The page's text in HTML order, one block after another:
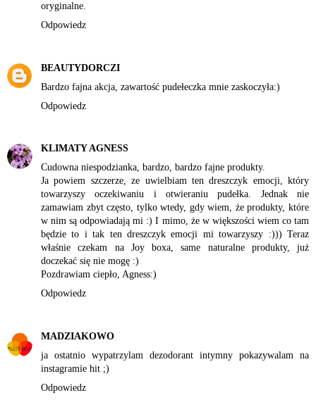
oryginalne.
Odpowiedz
BEAUTYDORCZI
Bardzo fajna akcja, zawartość pudełeczka mnie zaskoczyła:)
Odpowiedz
KLIMATY AGNESS
Cudowna niespodzianka, bardzo, bardzo fajne produkty.
Ja powiem szczerze, ze uwielbiam ten dreszczyk emocji, który
towarzyszy oczekiwaniu i otwieraniu pudełka. Jednak nie
zamawiam zbyt często, tylko wtedy, gdy wiem, że produkty, które
w nim są odpowiadają mi :) I mimo, że w większości wiem co tam
będzie to i tak ten dreszczyk emocji mi towarzyszy :))) Teraz
właśnie czekam na Joy boxa, same naturalne produkty, już
doczekać się nie mogę :)
Pozdrawiam ciepło, Agness:)
Odpowiedz
MADZIAKOWO
ja ostatnio wypatrzylam dezodorant intymny pokazywalam na
instagramie hit ;)
Odpowiedz